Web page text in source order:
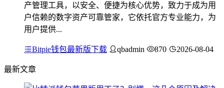
产管理工具，以安全、便捷为核心优势，致力于成为用
户信赖的数字资产可靠管家，它依托官方专业能力，为
用户提供...
Bitpie钱包最新版下载 qbadmin 870 2026-08-04
最新文章